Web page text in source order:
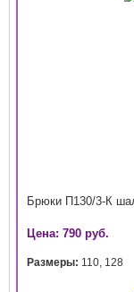
Брюки П130/3-К
Цена: 790 руб.
Размеры: 110, 128